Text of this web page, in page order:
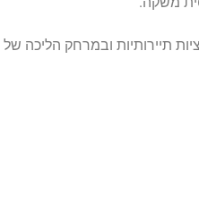
מרים וכפר נצרת. המרחק מנמל התעופה חיפה הינו 45 דקות